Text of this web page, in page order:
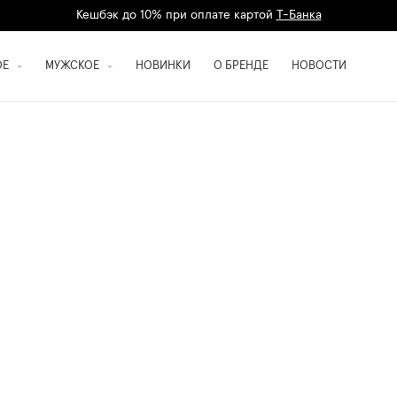
Кешбэк до 10% при оплате картой Т-Банка
МУЖСКОЕ НОВИНКИ О БРЕНДЕ НОВОСТИ